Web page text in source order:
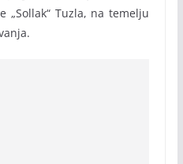
Tuzla, na temelju